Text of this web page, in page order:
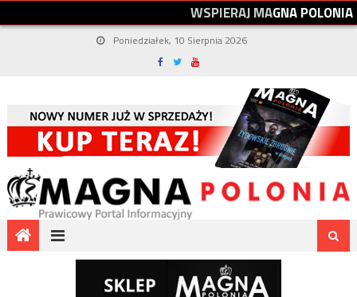
WSPIERAJMAGNAPOLONIA
Poniedziałek, 10 Sierpnia 2026